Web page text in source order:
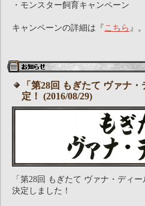
・モンスター飼育キャンペーン
キャンペーンの詳細は『 こちら 』。
「第28回 もぎたて ヴァナ
定！ (2016/08/29)
「第28回 もぎたて ヴァナ・ディ
決定しました！